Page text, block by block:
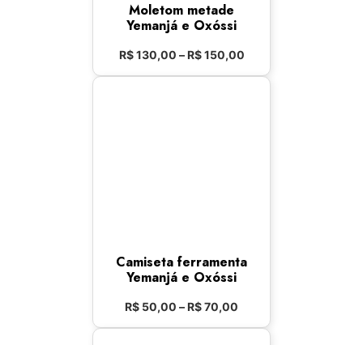
Moletom metade
Yemanjá e Oxóssi
R$130,00 – R$150,00
Camiseta ferramenta
Yemanjá e Oxóssi
R$ 50,00 –R$70,00